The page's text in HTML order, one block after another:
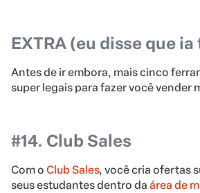
EXTRA (eu disse que
Antes de ir embora, mais cinco
super legais para fazer você vender
#14. Club Sales
Com o Club Sales, você cria ofertas
seus estudantes dentro da área de